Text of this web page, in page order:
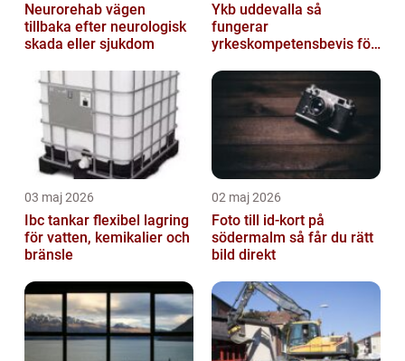
Neurorehab vägen
tillbaka efter neurologisk
skada eller sjukdom
Ykb uddevalla så
fungerar
yrkeskompetensbevis för
03 maj 2026
Ibc tankar flexibel lagring
för vatten, kemikalier och
bränsle
02 maj 2026
Foto till id-kort på
södermalm så får du rätt
bild direkt